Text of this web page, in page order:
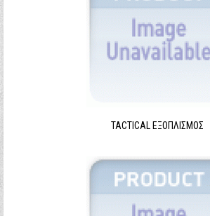
TACTICAL ΕΞΟΠΛΙΣΜΌΣ